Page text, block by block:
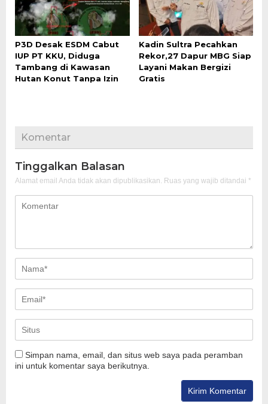
P3D Desak ESDM Cabut
IUP PT KKU, Diduga
Tambang di Kawasan
Hutan Konut Tanpa Izin
Kadin Sultra Pecahkan
Rekor,27 Dapur MBG Siap
Layani Makan Bergizi
Gratis
Komentar
Tinggalkan Balasan
Alamat email Anda tidak akan dipublikasikan. Ruas yang wajib ditandai *
Simpan nama, email, dan situs web saya pada peramban
ini untuk komentar saya berikutnya.